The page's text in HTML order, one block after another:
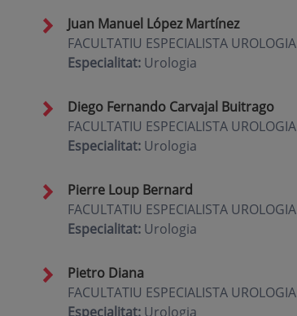
Juan Manuel López Martínez
FACULTATIU ESPECIALISTA UROLOGIA
Especialitat: Urologia
Diego Fernando Carvajal Buitrago
FACULTATIU ESPECIALISTA UROLOGIA
Especialitat: Urologia
Pierre Loup Bernard
FACULTATIU ESPECIALISTA UROLOGIA
Especialitat: Urologia
Pietro Diana
FACULTATIU ESPECIALISTA UROLOGIA
Especialitat: Urologia